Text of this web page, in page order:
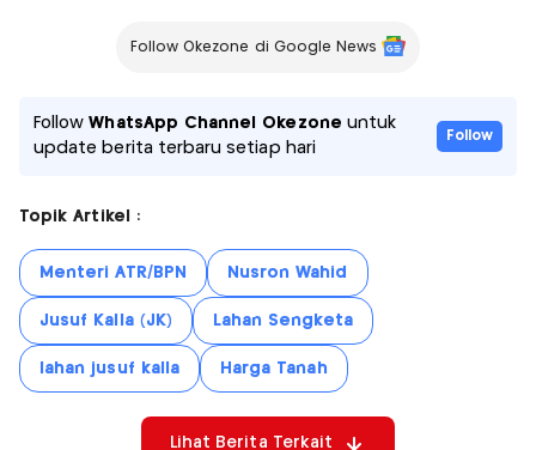
Follow Okezone di Google News
FollowWhatsApp Channel Okezone untuk
update berita terbaru setiap hari
Follow
Topik Artikel :
Menteri ATR/BPN Nusron Wahid
Jusuf Kalla (JK) Lahan Sengketa
lahan jusuf kalla Harga Tanah
Lihat Berita Terkait